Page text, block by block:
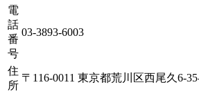
電
話
番
号
03-3893-6003
住
所
〒116-0011 東京都荒川区西尾久6-